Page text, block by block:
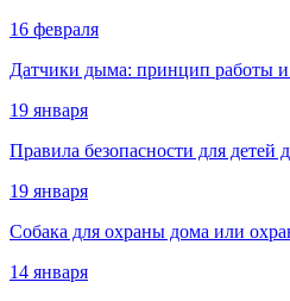
16 февраля
Датчики дыма: принцип работы и
19 января
Правила безопасности для детей
19 января
Собака для охраны дома или
14 января